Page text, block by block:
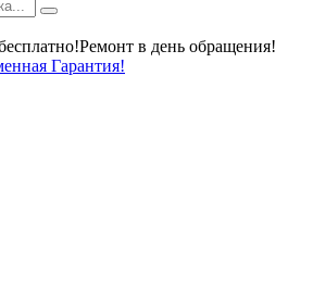
Ремонт в день обращения!
Гарантия!